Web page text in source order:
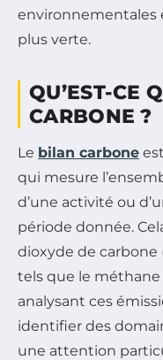
environnementales
plus verte.
QU’EST-CE
CARBONE ?
Le bilan carbone
qui mesure
d’une activité ou
période donnée.
dioxyde de carbone
tels que le méthane
analysant ces
identifier des
une attention